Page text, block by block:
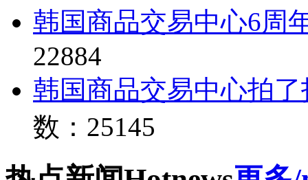
韩国商品交易中心6周
22884
韩国商品交易中心拍
数：25145